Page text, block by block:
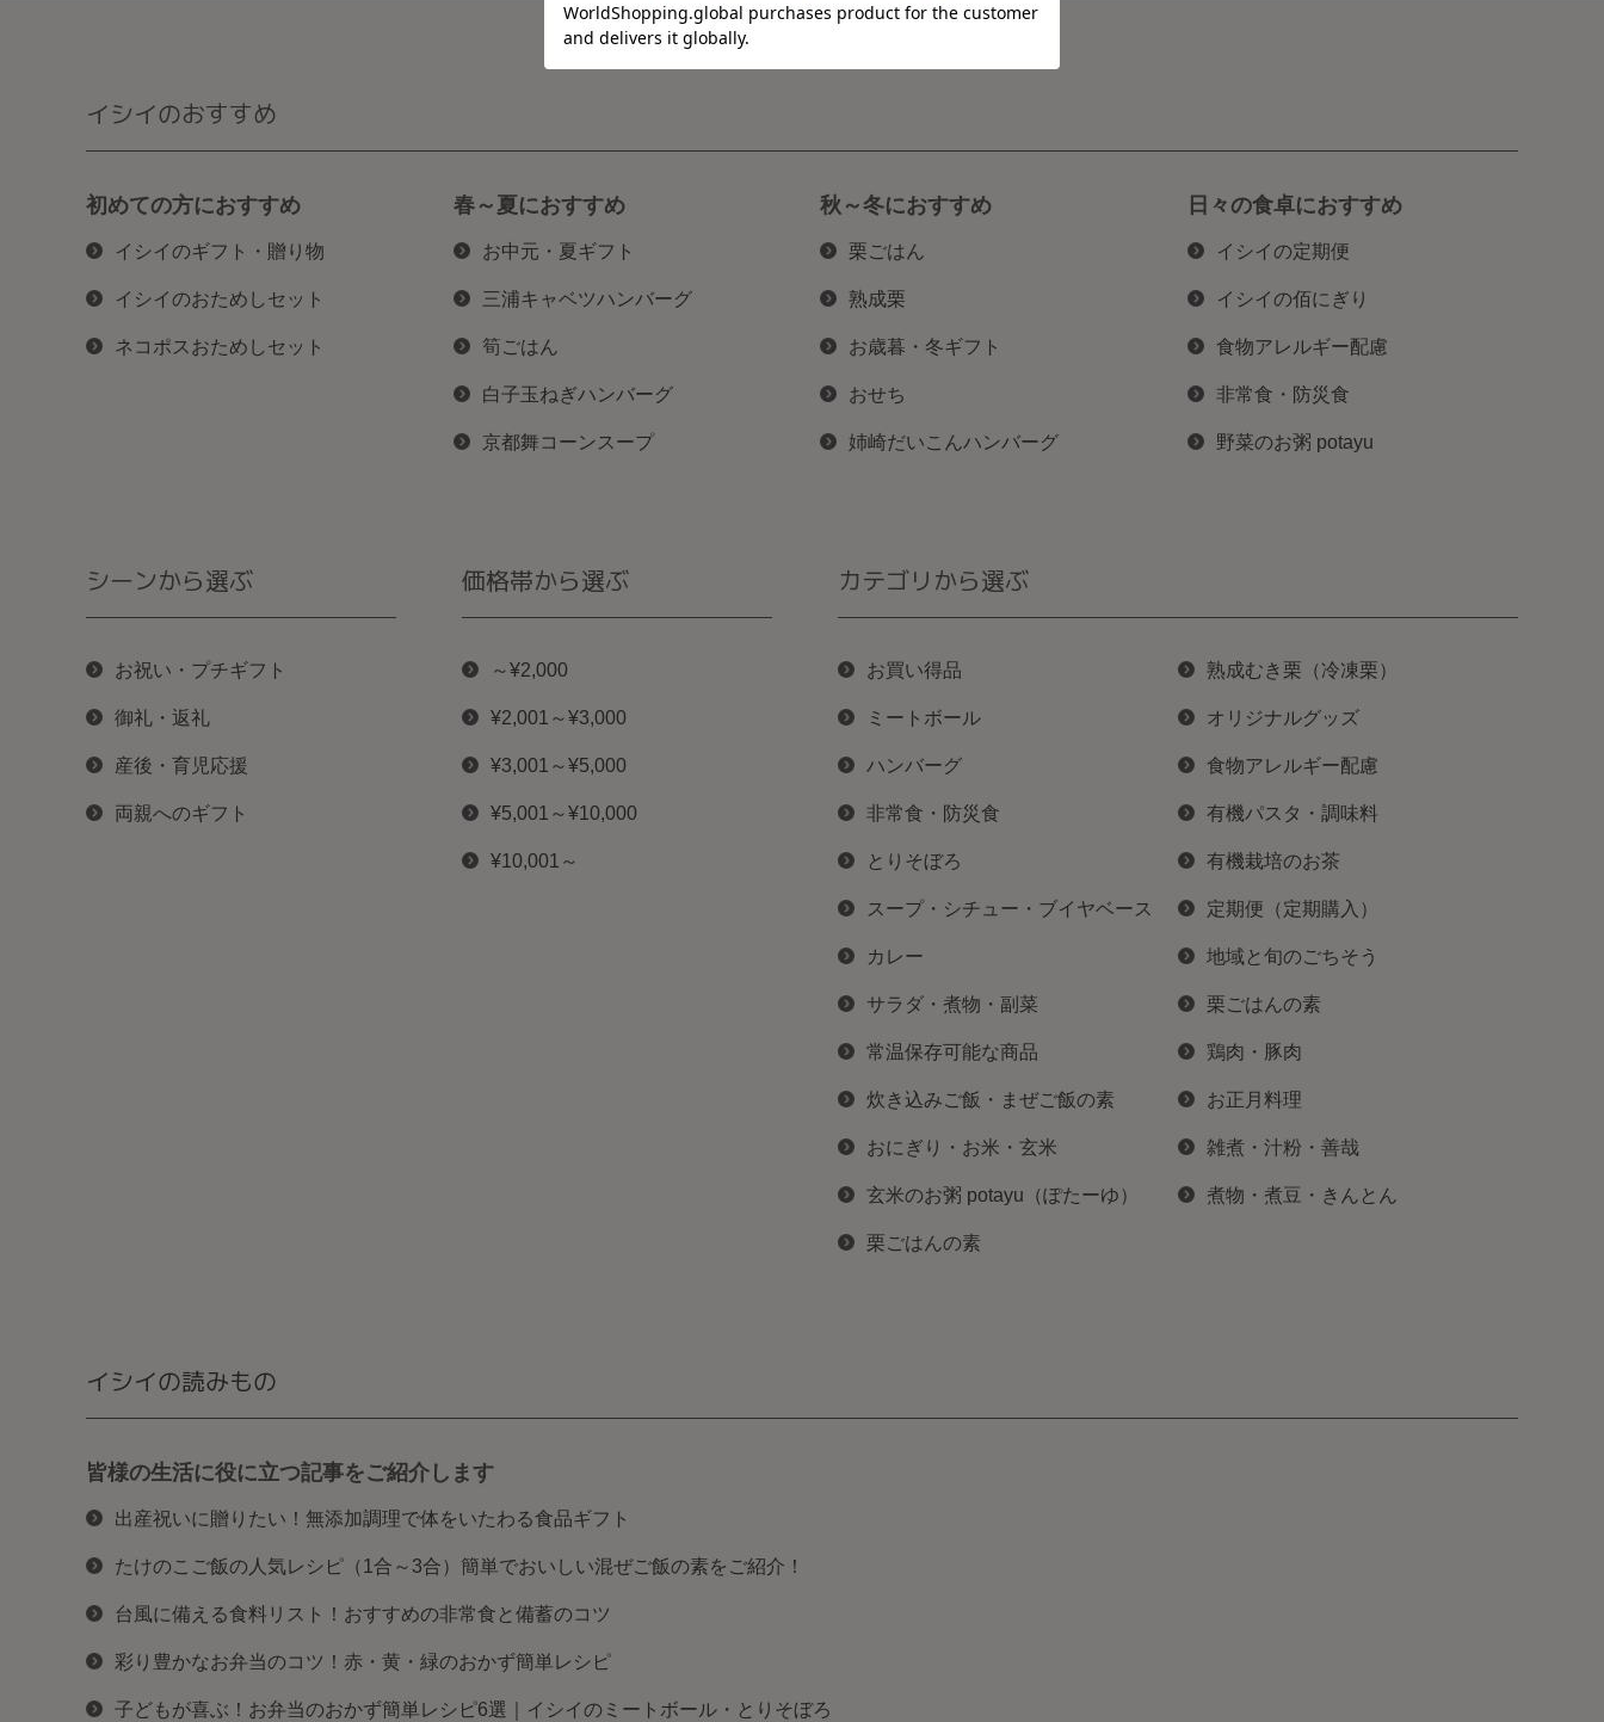
イシイのおすすめ
初めての方におすすめ
イシイのギフト・贈り物
イシイのおためしセット
ネコポスおためしセット
春～夏におすすめ
お中元・夏ギフト
三浦キャベツハンバーグ
筍ごはん
白子玉ねぎハンバーグ
京都舞コーンスープ
秋～冬におすすめ
栗ごはん
熟成栗
お歳暮・冬ギフト
おせち
姉崎だいこんハンバーグ
日々の食卓におすすめ
イシイの定期便
イシイの佰にぎり
食物アレルギー配慮
非常食・防災食
野菜のお粥 potayu
シーンから選ぶ
お祝い・プチギフト
御礼・返礼
産後・育児応援
両親へのギフト
価格帯から選ぶ
～¥2,000
¥2,001～¥3,000
¥3,001～¥5,000
¥5,001～¥10,000
¥10,001～
カテゴリから選ぶ
お買い得品
ミートボール
ハンバーグ
非常食・防災食
とりそぼろ
スープ・シチュー・ブイヤベース
カレー
サラダ・煮物・副菜
常温保存可能な商品
炊き込みご飯・まぜご飯の素
おにぎり・お米・玄米
玄米のお粥 potayu（ぽたーゆ）
栗ごはんの素
熟成むき栗（冷凍栗）
オリジナルグッズ
食物アレルギー配慮
有機パスタ・調味料
有機栽培のお茶
定期便（定期購入）
地域と旬のごちそう
栗ごはんの素
鶏肉・豚肉
お正月料理
雑煮・汁粉・善哉
煮物・煮豆・きんとん
イシイの読みもの
皆様の生活に役に立つ記事をご紹介します
出産祝いに贈りたい！無添加調理で体をいたわる食品ギフト
たけのこご飯の人気レシピ（1合～3合）簡単でおいしい混ぜご飯の素をご紹介！
台風に備える食料リスト！おすすめの非常食と備蓄のコツ
彩り豊かなお弁当のコツ！赤・黄・緑のおかず簡単レシピ
子どもが喜ぶ！お弁当のおかず簡単レシピ6選｜イシイのミートボール・とりそぼろ